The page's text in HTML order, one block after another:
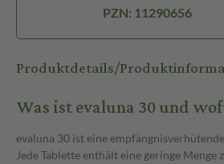
PZN: 11290656
Produktdetails/
Was ist evaluna 30 und
evaluna 30 ist eine
Jede Tablette enthält eine geringe